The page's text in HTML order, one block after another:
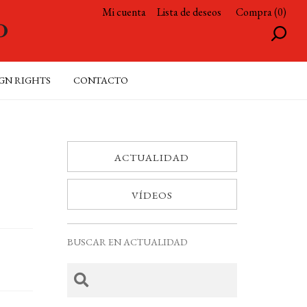
Mi cuenta Lista de deseos Compra (0)
RIGHTS CONTACTO
ACTUALIDAD
VÍDEOS
BUSCAR EN ACTUALIDAD